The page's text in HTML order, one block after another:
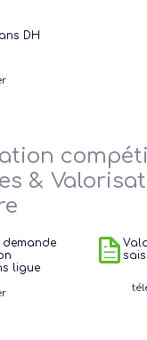
DH
&
ligue